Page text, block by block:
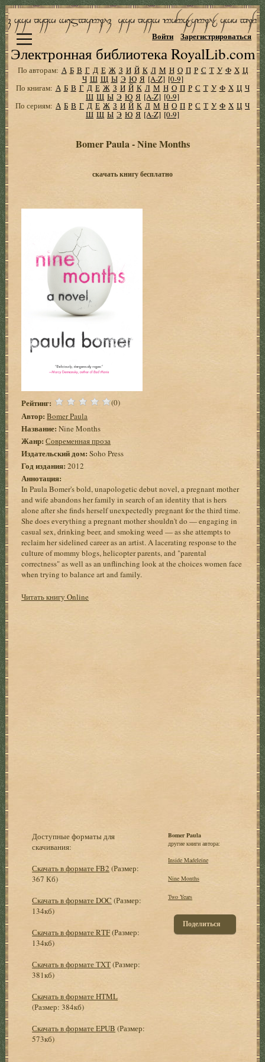
Электронная библиотека RoyalLib.com
Войти Зарегистрироваться
По авторам: А Б В Г Д Е Ж З И Й К Л М Н О П Р С Т У Ф Х Ц
Ч Ш Щ Ы Э Ю Я [A-Z] [0-9]
По книгам: А Б В Г Д Е Ж З И Й К Л М Н О П Р С Т У Ф Х Ц Ч
Ш Щ Ы Э Ю Я [A-Z] [0-9]
По сериям: А Б В Г Д Е Ж З И Й К Л М Н О П Р С Т У Ф Х Ц Ч
Ш Щ Ы Э Ю Я [A-Z] [0-9]
Bomer Paula - Nine Months
скачать книгу бесплатно
Рейтинг: (0)
Автор: Bomer Paula
Название: Nine Months
Жанр: Современная проза
Издательский дом: Soho Press
Год издания: 2012
Аннотация:
In Paula Bomer's bold, unapologetic debut novel, a pregnant mother
and wife abandons her family in search of an identity that is hers
alone after she finds herself unexpectedly pregnant for the third time.
She does everything a pregnant mother shouldn't do — engaging in
casual sex, drinking beer, and smoking weed — as she attempts to
reclaim her sidelined career as an artist. A lacerating response to the
culture of mommy blogs, helicopter parents, and "parental
correctness" as well as an unflinching look at the choices women face
when trying to balance art and family.
Читать книгу Online
Доступные форматы для
скачивания:
Скачать в формате FB2 (Размер:
367 Кб)
Скачать в формате DOC (Размер:
134кб)
Скачать в формате RTF(Размер:
134кб)
Скачать в формате TXT(Размер:
381кб)
Скачать в формате HTML
(Размер: 384кб)
Скачать в формате EPUB (Размер:
573кб)
Bomer Paula
другие книги автора:
Inside Madeleine
Nine Months
Two Years
Поделиться